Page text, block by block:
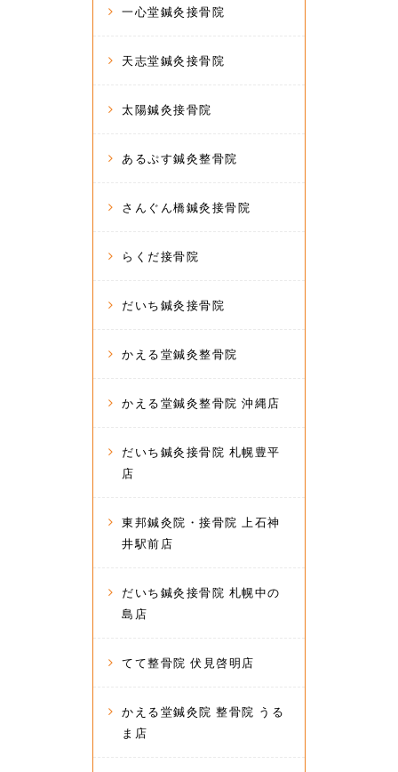
一心堂鍼灸接骨院
天志堂鍼灸接骨院
太陽鍼灸接骨院
あるぷす鍼灸整骨院
さんぐん橋鍼灸接骨院
らくだ接骨院
だいち鍼灸接骨院
かえる堂鍼灸整骨院
かえる堂鍼灸整骨院 沖縄店
だいち鍼灸接骨院 札幌豊平
店
東邦鍼灸院・接骨院 上石神
井駅前店
だいち鍼灸接骨院 札幌中の
島店
てて整骨院 伏見啓明店
かえる堂鍼灸院 整骨院 うる
ま店